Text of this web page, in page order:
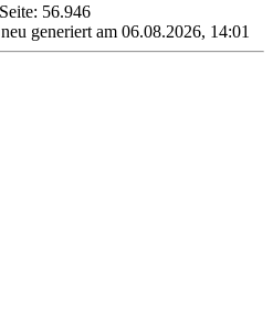
56.946
generiert am 06.08.2026, 14:01